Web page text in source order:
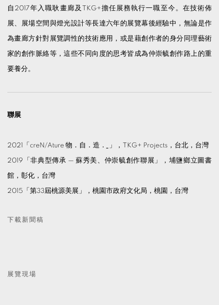
自2017年入職耿畫廊及TKG+擔任展務執行一職至今。在技術佈
展、展場空間與燈光設計等長達六年的展覽幕後經驗中，無論是作
為畫廊方針對展覽調性的技術應用，或是藉創作者的身分同理藝術
家的創作脈絡等，這些不同向度的思考皆成為仲崇毓創作路上的重
要養分。
聯展
2021「creN/Ature 物．自．造． 」，TKG+ Projects，台北，台灣
2019「非典型傳承 — 蘇秀美、仲崇毓創作聯展」，埔鹽鄉立圖書
館，彰化，台灣
2015「第33屆桃源美展」，桃園市政府文化局，桃園，台灣
下載新聞稿
展覽現場